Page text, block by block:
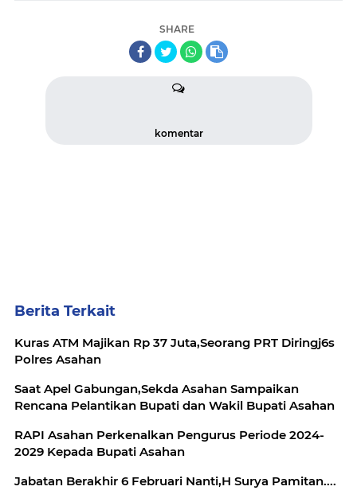
SHARE
komentar
Berita Terkait
Kuras ATM Majikan Rp 37 Juta,Seorang PRT Diringj6s
Polres Asahan
Saat Apel Gabungan,Sekda Asahan Sampaikan
Rencana Pelantikan Bupati dan Wakil Bupati Asahan
RAPI Asahan Perkenalkan Pengurus Periode 2024-
2029 Kepada Bupati Asahan
Jabatan Berakhir 6 Februari Nanti,H Surya Pamitan....